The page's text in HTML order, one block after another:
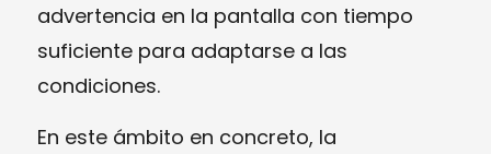
advertencia en la pantalla con tiempo
suficiente para adaptarse a las
condiciones.
En este ámbito en concreto, la